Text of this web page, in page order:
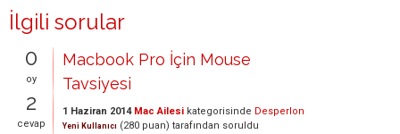
İlgili sorular
0
oy
2
cevap
Macbook Pro İçin Mouse
Tavsiyesi
1 Haziran 2014 Mac Ailesi kategorisinde Desperlon
Yeni Kullanıcı (280 puan) tarafından soruldu